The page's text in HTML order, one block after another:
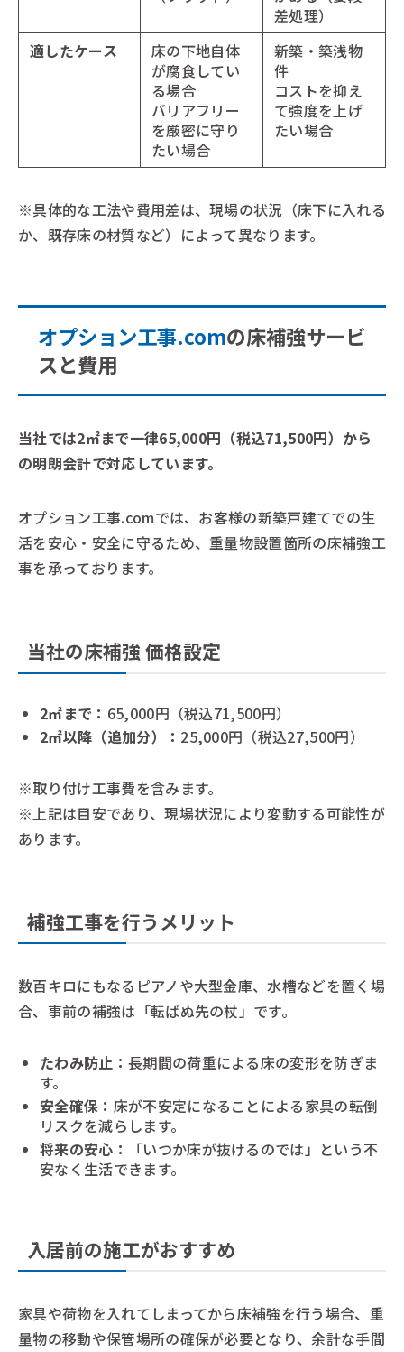
差処理）
適したケース
床の下地自体
が腐食してい
る場合
バリアフリー
を厳密に守り
たい場合
新築・築浅物
件
コストを抑え
て強度を上げ
たい場合
※具体的な工法や費用差は、現場の状況（床下に入れる
か、既存床の材質など）によって異なります。
オプション工事.comの床補強サービ
スと費用
当社では2㎡まで一律65,000円（税込71,500円）から
の明朗会計で対応しています。
オプション工事.comでは、お客様の新築戸建てでの生
活を安心・安全に守るため、重量物設置箇所の床補強工
事を承っております。
当社の床補強 価格設定
2㎡まで： 65,000円（税込71,500円）
2㎡以降（追加分）： 25,000円（税込27,500円）
※取り付け工事費を含みます。
※上記は目安であり、現場状況により変動する可能性が
あります。
補強工事を行うメリット
数百キロにもなるピアノや大型金庫、水槽などを置く場
合、事前の補強は「転ばぬ先の杖」です。
たわみ防止： 長期間の荷重による床の変形を防ぎま
す。
安全確保： 床が不安定になることによる家具の転倒
リスクを減らします。
将来の安心：
「いつか床が抜けるのでは」という不
安なく生活できます。
入居前の施工がおすすめ
家具や荷物を入れてしまってから床補強を行う場合、重
量物の移動や保管場所の確保が必要となり、余計な手間